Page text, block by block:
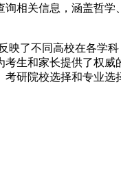
询相关信息，涵盖哲学
映了不同高校在各学科
考生和家长提供了权威
考研院校选择和专业选